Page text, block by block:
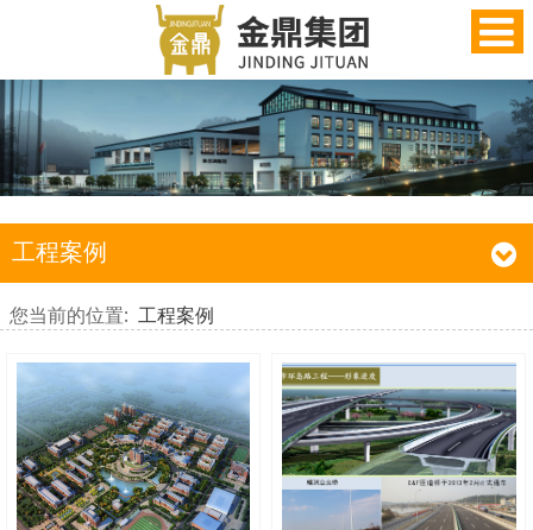
工程案例
您当前的位置: 工程案例